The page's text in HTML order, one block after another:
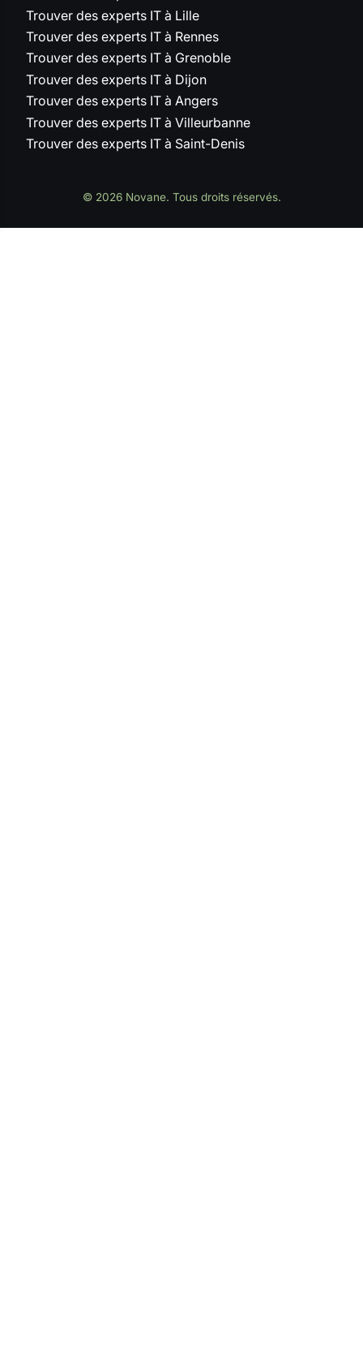
Trouver des experts IT à Lille
Trouver des experts IT à Rennes
Trouver des experts IT à Grenoble
Trouver des experts IT à Dijon
Trouver des experts IT à Angers
Trouver des experts IT à Villeurbanne
Trouver des experts IT à Saint-Denis
© 2026 Novane. Tous droits réservés.